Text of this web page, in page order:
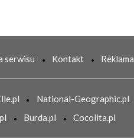
serwisu Kontakt Reklama
National-Geographic.pl
Burda.pl Cocolita.pl